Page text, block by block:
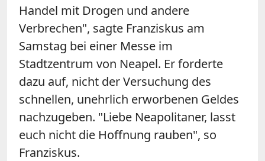
Handel mit Drogen und andere
Verbrechen", sagte Franziskus am
Samstag bei einer Messe im
Stadtzentrum von Neapel. Er forderte
dazu auf, nicht der Versuchung des
schnellen, unehrlich erworbenen Geldes
nachzugeben. "Liebe Neapolitaner, lasst
euch nicht die Hoffnung rauben", so
Franziskus.